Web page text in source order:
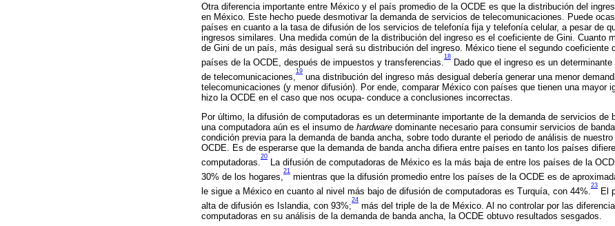
Otra diferencia importante entre México y el país promedio de la OCDE es que la distribución del
en México. Este hecho puede desmotivar la demanda de servicios de telecomunicaciones. Puede
países en cuanto a la tasa de difusión de los servicios de telefonía fija y telefonía celular, a pesar de
ingresos similares. Una medida común de la distribución del ingreso es el coeficiente de Gini. Cuanto
de Gini de un país, más desigual será su distribución del ingreso. México tiene el segundo coeficiente
países de la OCDE, después de impuestos y transferencias.
18
Dado que el ingreso es un
de telecomunicaciones,
19
una distribución del ingreso más desigual debería generar una menor
telecomunicaciones (y menor difusión). Por ende, comparar México con países que tienen una mayor
hizo la OCDE en el caso que nos ocupa- conduce a conclusiones incorrectas.
Por último, la difusión de computadoras es un determinante importante de la demanda de servicios de
una computadora aún es el insumo de hardware dominante necesario para consumir servicios de
condición previa para la demanda de banda ancha, sobre todo durante el periodo de análisis de
OCDE. Es de esperarse que la demanda de banda ancha difiera entre países en tanto los países
computadoras.
20
La difusión de computadoras de México es la más baja de entre los países de la
30% de los hogares,
21
mientras que la difusión promedio entre los países de la OCDE es de
le sigue a México en cuanto al nivel más bajo de difusión de computadoras es Turquía, con 44%.
23
El
alta de difusión es Islandia, con 93%;
24
más del triple de la de México. Al no controlar por las
computadoras en su análisis de la demanda de banda ancha, la OCDE obtuvo resultados sesgados.